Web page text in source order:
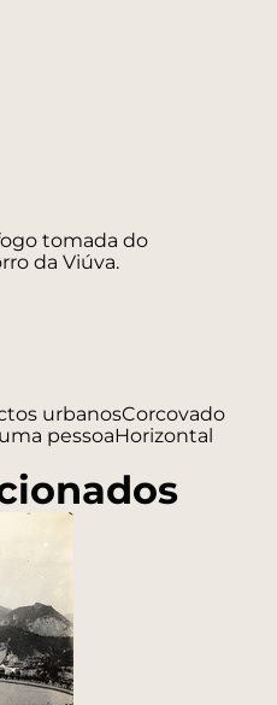
tomada do
da Viúva.
urbanosCorcovado
pessoaHorizontal